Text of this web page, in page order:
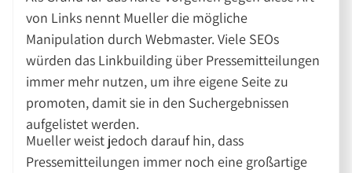
von Links nennt Mueller die mögliche
Manipulation durch Webmaster. Viele SEOs
würden das Linkbuilding über Pressemitteilungen
immer mehr nutzen, um ihre eigene Seite zu
promoten, damit sie in den Suchergebnissen
aufgelistet werden.
Mueller weist jedoch darauf hin, dass
Pressemitteilungen immer noch eine großartige